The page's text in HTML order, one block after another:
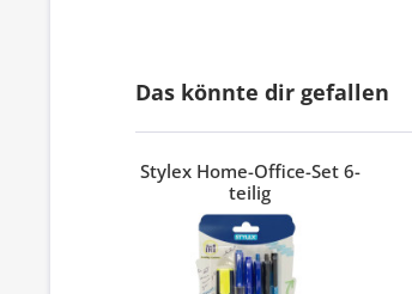
Das könnte dir gefallen
Stylex Home-Office-Set 6-
teilig